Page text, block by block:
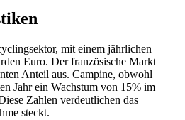
mit einem jährlichen
Euro. Der französische Markt
Anteil aus. Campine, obwohl
Jahr ein Wachstum von 15% im
Zahlen verdeutlichen das
steckt.